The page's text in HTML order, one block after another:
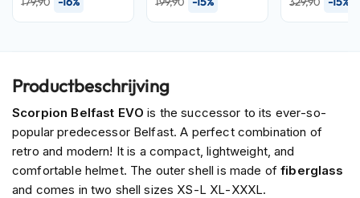
P
i
e
n
h
e
l
m
e
n
Productbeschrijving
Scorpion Belfast EVO is the successor to its ever-so-
popular predecessor Belfast. A perfect combination of
retro and modern! It is a compact, lightweight, and
comfortable helmet. The outer shell is made offiberglass
and comes in two shell sizes XS-L XL-XXXL.